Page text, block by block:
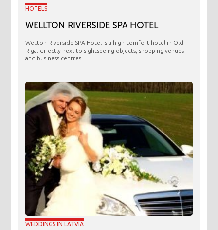
HOTELS
WELLTON RIVERSIDE SPA HOTEL
Wellton Riverside SPA Hotel is a high comfort hotel in Old
Riga: directly next to sightseeing objects, shopping venues
and business centres.
WEDDINGS IN LATVIA